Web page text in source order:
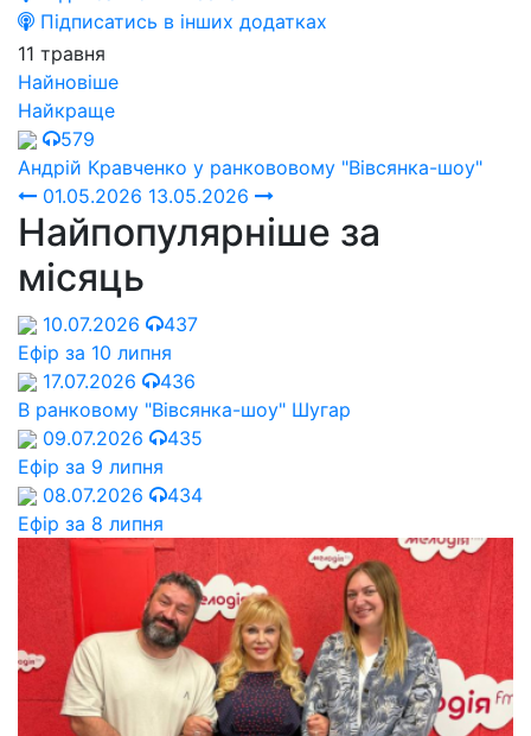
Підписатись в інших додатках
11 травня
Найновіше
Найкраще
579
Андрій Кравченко у ранкововому "Вівсянка-шоу"
01.05.2026 13.05.2026
Найпопулярніше за
місяць
10.07.2026
437
Ефір за 10 липня
17.07.2026
436
В ранковому "Вівсянка-шоу" Шугар
09.07.2026
435
Ефір за 9 липня
08.07.2026
434
Ефір за 8 липня